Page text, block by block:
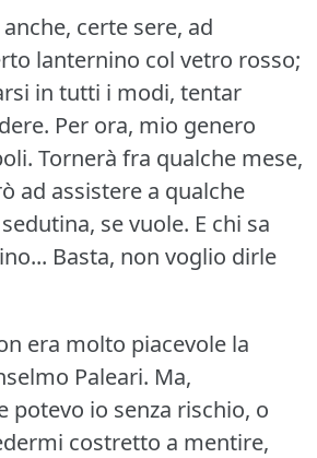
certe sere, ad
lanternino col vetro rosso;
in tutti i modi, tentar
Per ora, mio genero
Tornerà fra qualche mese,
ad assistere a qualche
se vuole. E chi sa
Basta, non voglio dirle
era molto piacevole la
Paleari. Ma,
potevo io senza rischio, o
costretto a mentire,